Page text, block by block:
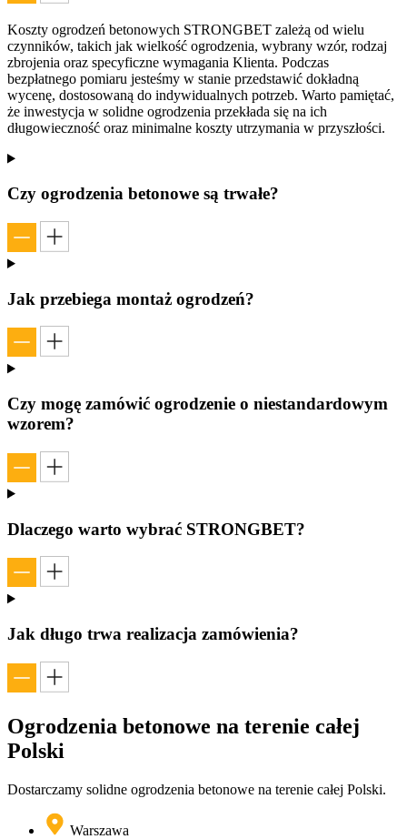
Koszty ogrodzeń betonowych STRONGBET zależą od wielu
czynników, takich jak wielkość ogrodzenia, wybrany wzór, rodzaj
zbrojenia oraz specyficzne wymagania Klienta. Podczas
bezpłatnego pomiaru jesteśmy w stanie przedstawić dokładną
wycenę, dostosowaną do indywidualnych potrzeb. Warto pamiętać,
że inwestycja w solidne ogrodzenia przekłada się na ich
długowieczność oraz minimalne koszty utrzymania w przyszłości.
Czy ogrodzenia betonowe są trwałe?
Jak przebiega montaż ogrodzeń?
Czy mogę zamówić ogrodzenie o niestandardowym
wzorem?
Dlaczego warto wybrać STRONGBET?
Jak długo trwa realizacja zamówienia?
Ogrodzenia betonowe na terenie całej
Polski
Dostarczamy solidne ogrodzenia betonowe na terenie całej Polski.
Warszawa